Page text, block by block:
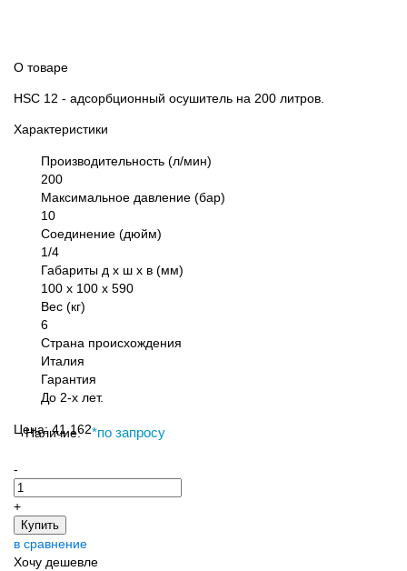
О товаре
HSС 12 - адсорбционный осушитель на 200 литров.
Характеристики
Производительность (л/мин)
200
Максимальное давление (бар)
10
Соединение (дюйм)
1/4
Габариты д х ш х в (мм)
100 х 100 х 590
Вес (кг)
6
Страна происхождения
Италия
Гарантия
До 2-х лет.
Цена:41 162
Наличие: *по запросу
-
+
Купить
в сравнение
Хочу дешевле